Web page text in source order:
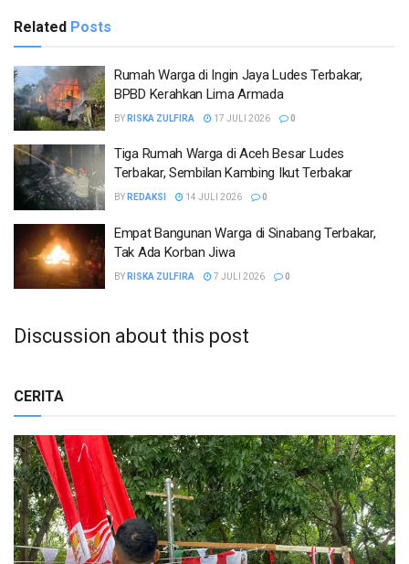
Related Posts
Rumah Warga di Ingin Jaya Ludes Terbakar,
BPBD Kerahkan Lima Armada
BY RISKA ZULFIRA 17 JULI 2026 0
Tiga Rumah Warga di Aceh Besar Ludes
Terbakar, Sembilan Kambing Ikut Terbakar
BY REDAKSI 14 JULI 2026 0
Empat Bangunan Warga di Sinabang Terbakar,
Tak Ada Korban Jiwa
BY RISKA ZULFIRA 7 JULI 2026 0
Discussion about this post
CERITA